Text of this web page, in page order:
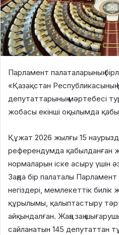
Парламент палаталарының
«Қазақстан
депутаттарының мәртебесі
жобасы екінші оқылымда
Құжат 2026 жылғы 15
референдумда қабылданған
нормаларын іске асыру үшін
Заңда бір палаталы
негіздері, мемлекеттік билік
құрылымы, қалыптастыру
айқындалған. Жаңа заң
сайланатын 145 депутаттан